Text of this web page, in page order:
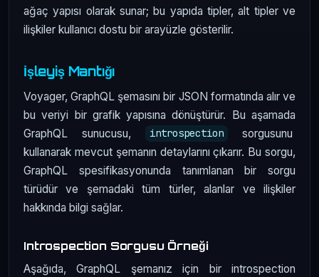
ağaç yapısı olarak sunar; bu yapıda tipler, alt tipler ve
ilişkiler kullanıcı dostu bir arayüzle gösterilir.
İşleyiş Mantığı
Voyager, GraphQL şemasını bir JSON formatında alır ve
bu veriyi bir grafik yapısına dönüştürür. Bu aşamada
GraphQL sunucusu,
introspection
sorgusunu
kullanarak mevcut şemanın detaylarını çıkarır. Bu sorgu,
GraphQL spesifikasyonunda tanımlanan bir sorgu
türüdür ve şemadaki tüm türler, alanlar ve ilişkiler
hakkında bilgi sağlar.
Introspection Sorgusu Örneği
Aşağıda, GraphQL şemanız için bir introspection